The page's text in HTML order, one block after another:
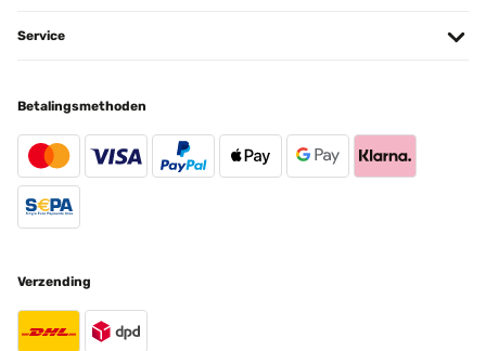
Service
Betalingsmethoden
Verzending